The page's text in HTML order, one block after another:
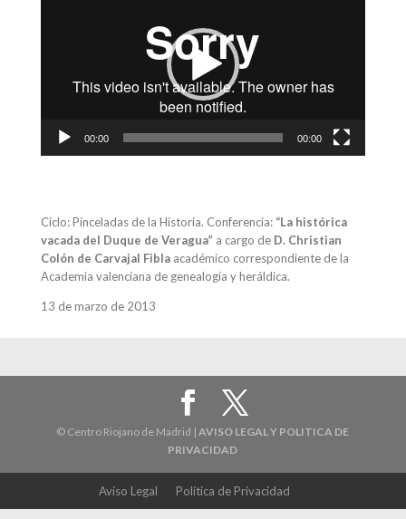
00:00 00:00
Ciclo: Pinceladas de la Historia. Conferencia: “La histórica
vacada del Duque de Veragua” a cargo de D. Christian
Colón de Carvajal Fiblaacadémico correspondiente de la
Academia valenciana de genealogía y heráldica.
13 de marzo de 2013
© Centro Riojano de Madrid |AVISO LEGAL Y POLITICA DE
PRIVACIDAD
Aviso Legal Política de Privacidad